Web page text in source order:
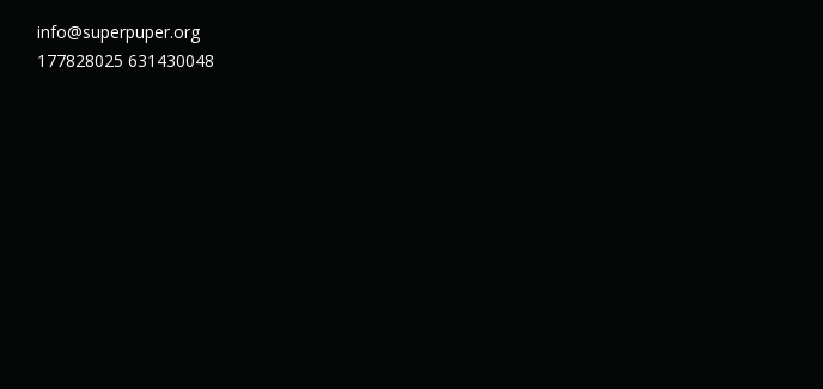
info@superpuper.org
177828025 631430048